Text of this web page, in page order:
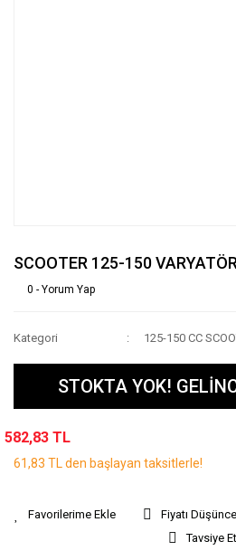
SCOOTER 125-150
0 - Yorum Yap
Kategori 125-150 CC
STOKTA YOK!
582,83 TL
61,83 TL den başlayan taksitlerle!
Fiyatı
Tavsiye Et